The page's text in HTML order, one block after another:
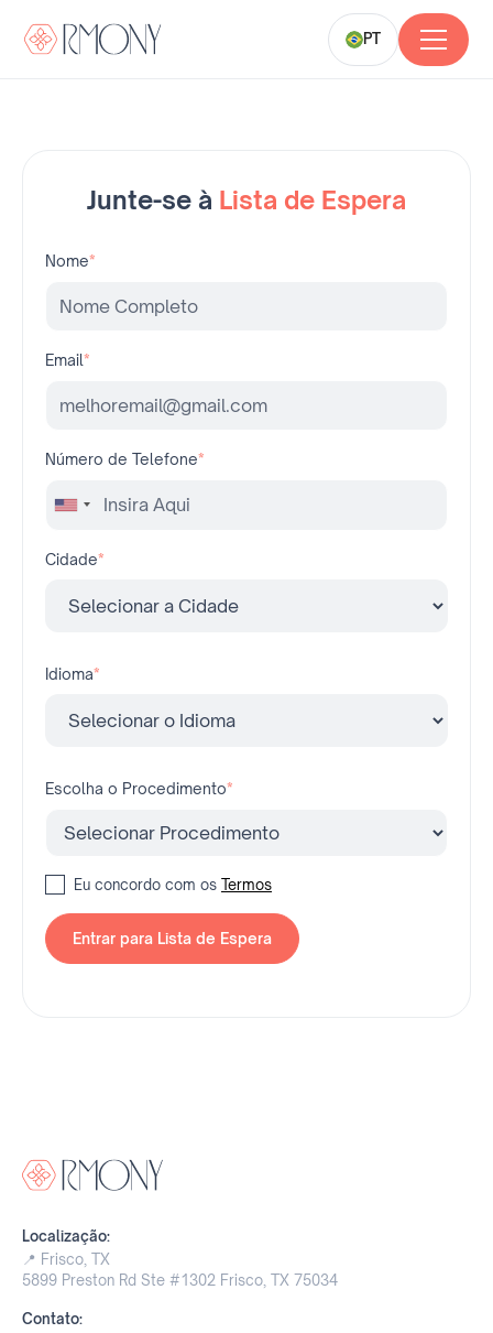
PT
Junte-se à Lista de Espera
Nome*
Email*
Número de Telefone*
Cidade*
Idioma*
Escolha o Procedimento*
Eu concordo com os Termos
Localização:
📍 Frisco, TX
5899 Preston Rd Ste #1302 Frisco, TX 75034
Contato: